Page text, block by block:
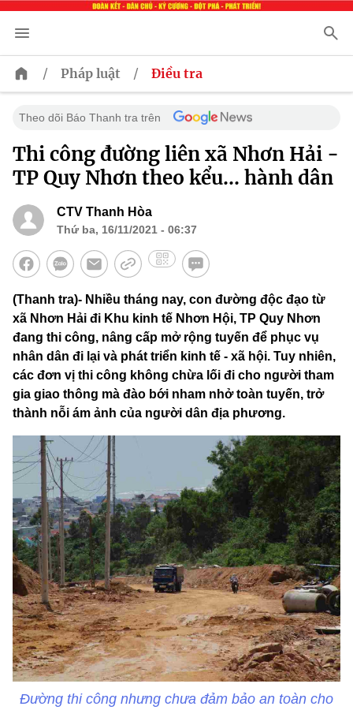
/ Pháp luật / Điều tra
Theo dõi Báo Thanh tra trên
Thi công đường liên xã Nhơn Hải -
TP Quy Nhơn theo kểu… hành dân
CTV Thanh Hòa
Thứ ba, 16/11/2021 - 06:37
(Thanh tra)- Nhiều tháng nay, con đường độc đạo từ
xã Nhơn Hải đi Khu kinh tế Nhơn Hội, TP Quy Nhơn
đang thi công, nâng cấp mở rộng tuyến để phục vụ
nhân dân đi lại và phát triển kinh tế - xã hội. Tuy nhiên,
các đơn vị thi công không chừa lối đi cho người tham
gia giao thông mà đào bới nham nhở toàn tuyến, trở
thành nỗi ám ảnh của người dân địa phương.
Đường thi công nhưng chưa đảm bảo an toàn cho